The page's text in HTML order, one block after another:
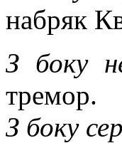
набряк
З боку
тремор.
З боку